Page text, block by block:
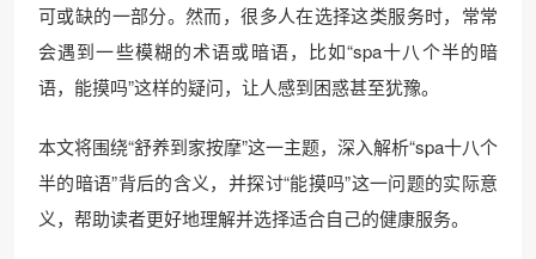
可或缺的一部分。然而，很多人在选择这类服务时，常常
会遇到一些模糊的术语或暗语，比如“spa十八个半的暗
语，能摸吗”这样的疑问，让人感到困惑甚至犹豫。
本文将围绕“舒养到家按摩”这一主题，深入解析“spa十八个
半的暗语”背后的含义，并探讨“能摸吗”这一问题的实际意
义，帮助读者更好地理解并选择适合自己的健康服务。